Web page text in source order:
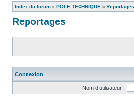
Index du forum » POLE TECHNIQUE » Reportages
Reportages
Connexion
Nom d’utilisateur :